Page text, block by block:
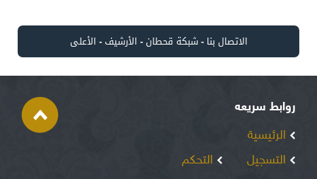
الاتصال بنا -شبكة قحطان- الأرشيف- الأعلى
روابط سريعه
الرئيسية
التسجيل
التحكم